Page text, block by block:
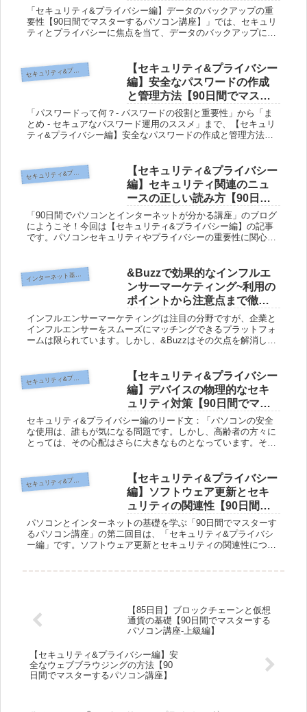
るパソコン講座】
「セキュリティ&プライバシー編】データのバックアップの重
要性【90日間でマスターするパソコン講座】」では、セキュリ
ティとプライバシーに焦点を当て、データのバックアップにつ
セキュリティ&プライバシー編
【セキュリティ&プライバシー
編】安全なパスワードの作成
と管理方法【90日間でマスタ
ーするパソコン講座】
「パスワードって何？- パスワードの役割と重要性」から「ま
とめ - セキュアなパスワード運用のススメ」まで、【セキュリ
ティ&プライバシー編】安全なパスワードの作成と管理方法を
セキュリティ&プライバシー編
【セキュリティ&プライバシー
編】セキュリティ関連のニュ
ースの正しい読み方【90日間
でマスターするパソコン講
座】
「90日間でパソコンとインターネットが分かる講座」のブログ
にようこそ！今回は【セキュリティ&プライバシー編】の記事
です。パソコンセキュリティやプライバシーの重要性に関心を
イ
ンターネット基礎編
&Buzzで効果的なインフルエ
ンサーマーケティング~利用の
ポイントから注意点まで徹底
解説
インフルエンサーマーケティングは注目の分野ですが、企業と
インフルエンサーをスムーズにマッチングできるプラットフォ
ームは限られています。しかし、&Buzzはその欠点を解消して
セキュリティ&プライバシー編
【セキュリティ&プライバシー
編】デバイスの物理的なセキ
ュリティ対策【90日間でマス
ターするパソコン講座】
セキュリティ&プライバシー編のリード文：「パソコンの安全
な使用は、誰もが気になる問題です。しかし、高齢者の方々に
とっては、その心配はさらに大きなものとなっています。そこ
セキュリティ&プライバシー編
【セキュリティ&プライバシー
編】ソフトウェア更新とセキ
ュリティの関連性【90日間で
マスターするパソコン講座】
パソコンとインターネットの基礎を学ぶ「90日間でマスターす
るパソコン講座」の第二回目は、「セキュリティ&プライバシ
ー編」です。ソフトウェア更新とセキュリティの関連性につい
【85日目】ブロックチェーンと仮想
通貨の基礎【90日間でマスターする
パソコン講座-上級編】
【セキュリティ&プライバシー編】安
全なウェブブラウジングの方法【90
日間でマスターするパソコン講座】